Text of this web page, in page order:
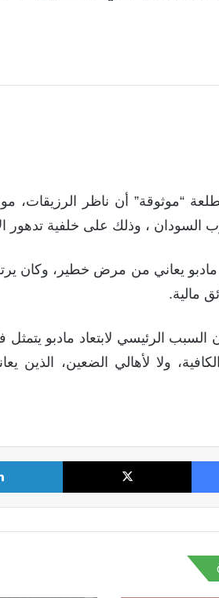
“موثوقة” أن ناظر الرزيقات،
السودان ، وذلك على خلفية تدهور
يعاني من مرض خطير، وكان
مالية.
الرئيسي لابتعاد مادبو يتمثل
ولا لأهالي الضعين،
فيسبوك X